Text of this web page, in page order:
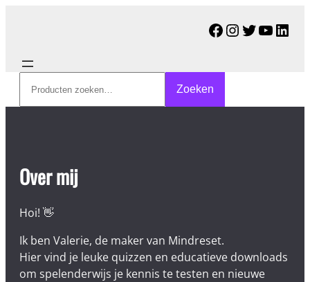
Facebook
Instagram
Twitter
Zoeken
Over mij
Hoi! 👋
Ik ben Valerie, de maker van Mindreset.
Hier vind je leuke quizzen en educatieve downloads
om spelenderwijs je kennis te testen en nieuwe